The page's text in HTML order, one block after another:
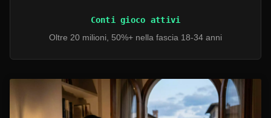
Conti gioco attivi
Oltre 20 milioni, 50%+ nella fascia 18-34 anni